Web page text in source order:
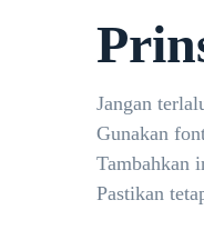
Jangan
Gunakan
Tambahkan
Pastikan